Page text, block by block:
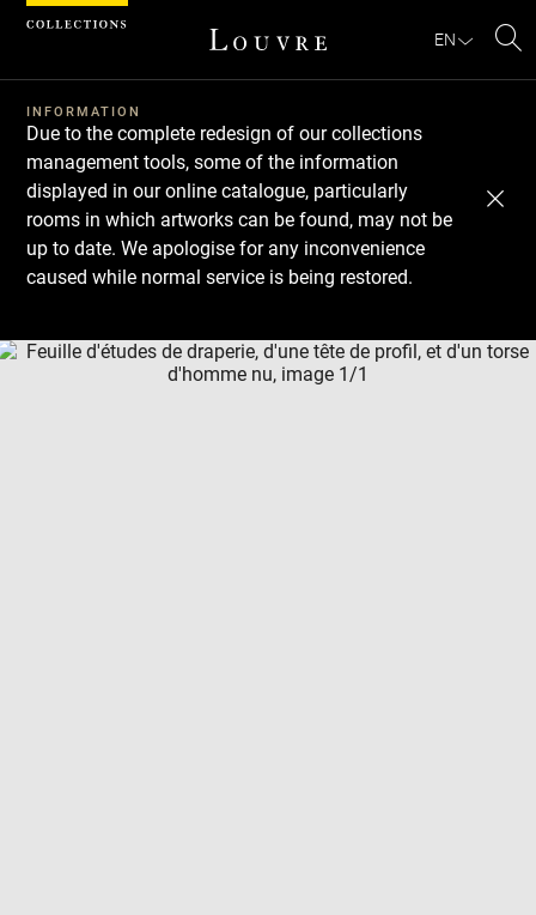
EN
INFORMATION
Due to the complete redesign of our collections
management tools, some of the information
displayed in our online catalogue, particularly
rooms in which artworks can be found, may not be
up to date. We apologise for any inconvenience
caused while normal service is being restored.
Download
Next
Previous
Cookies management panel